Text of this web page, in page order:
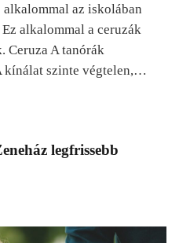
az iskolában
alkalommal a ceruzák
Ceruza A tanórák
kínálat szinte végtelen,…
legfrissebb